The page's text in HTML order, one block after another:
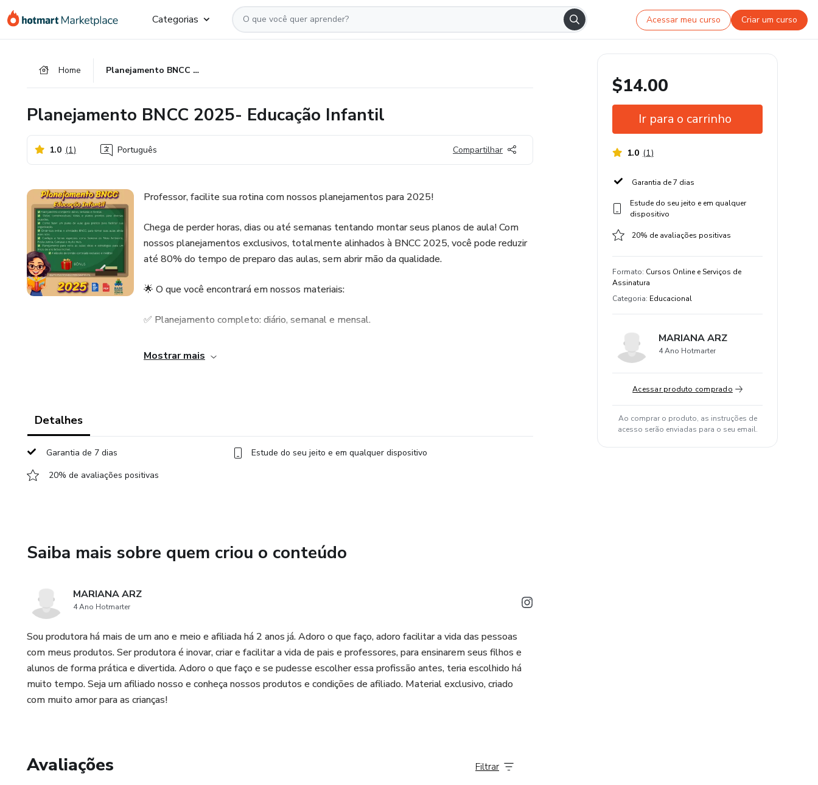
para
para
para
Categorias Acessar meu curso Criar um curso
Home Planejamento BNCC 2025- Educação Infantil
Planejamento BNCC 2025- Educação Infantil
1.0 (1) Português Compartilhar
Professor, facilite sua rotina com nossos planejamentos para 2025!
Chega de perder horas, dias ou até semanas tentando montar seus planos de aula! Com
nossos planejamentos exclusivos, totalmente alinhados à BNCC 2025, você pode reduzir
até 80% do tempo de preparo das aulas, sem abrir mão da qualidade.
🌟 O que você encontrará em nossos materiais:
✅ Planejamento completo: diário, semanal e mensal.
✅ Datas comemorativas: ideias e planos prontos para diversas ocasiões.
Tenha acesso imediato aos planejamentos para educação infantil: bebês, crianças bem
Mostrar mais
Detalhes
Garantia de 7 dias
Estude do seu jeito e em qualquer dispositivo
20% de avaliações positivas
Saiba mais sobre quem criou o conteúdo
MARIANA ARZ
4 Ano Hotmarter
Sou produtora há mais de um ano e meio e afiliada há 2 anos já. Adoro o que faço, adoro facilitar a vida das pessoas
com meus produtos. Ser produtora é inovar, criar e facilitar a vida de pais e professores, para ensinarem seus filhos e
alunos de forma prática e divertida. Adoro o que faço e se pudesse escolher essa profissão antes, teria escolhido há
muito tempo. Seja um afiliado nosso e conheça nossos produtos e condições de afiliado. Material exclusivo, criado
com muito amor para as crianças!
Avaliações Filtrar
$14.00
Ir para o carrinho
1.0 (1)
Garantia de 7 dias
Estude do seu jeito e em qualquer
dispositivo
20% de avaliações positivas
Formato: Cursos Online e Serviços de
Assinatura
Categoria: Educacional
MARIANA ARZ
4 Ano Hotmarter
Acessar produto comprado
Ao comprar o produto, as instruções de
acesso serão enviadas para o seu email.